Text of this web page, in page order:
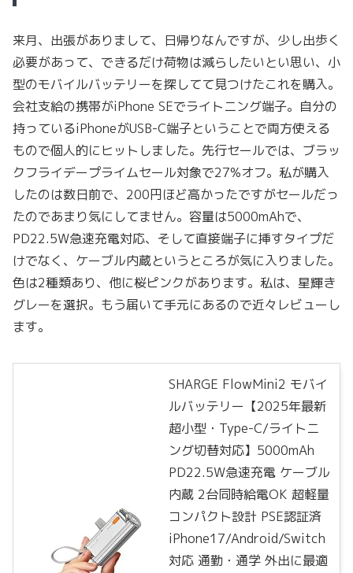
来月、出張がありまして、日帰りなんですが、少し出歩く
必要があって、できるだけ荷物は減らしたいとい思い、小
型のモバイルバッテリーを探してて見つけたこれを購入。
会社支給の携帯がiPhone SEでライトニング端子。自分の
持っているiPhoneがUSB-C端子ということで両方使える
もので個人的にヒットしました。先行セールでは、ブラッ
クフライデープライムセール対象で27%オフ。私が購入
したのは数日前で、200円ほど高かったですがセールだっ
たのであまり気にしてません。容量は5000mAhで、
PD22.5W急速充電対応、そして直接端子に挿すタイプだ
けでなく、ケーブル内蔵というところが気に入りました。
色は2種類あり、他に桜ピンクがあります。私は、星輝き
グレーを選択。もう届いて手元にあるので近々レビューし
ます。
SHARGE FlowMini2 モバイ
ルバッテリー【2025年最新
超小型・Type-C/ライトニ
ング切替対応】5000mAh
PD22.5W急速充電 ケーブル
内蔵 2台同時給電OK 超軽量
コンパクト設計 PSE認証済
iPhone17/Android/Switch
対応 通勤・通学 外出に最適